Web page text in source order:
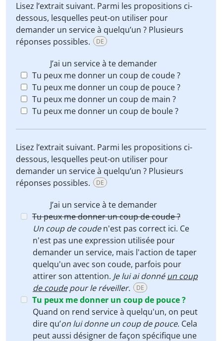
Lisez l’extrait suivant. Parmi les propositions ci-
dessous, lesquelles peut-on utiliser pour
demander un service à quelqu’un ? Plusieurs
réponses possibles.
DE
J’ai un service à te demander
Tu peux me donner un coup de coude ?
Tu peux me donner un coup de pouce ?
Tu peux me donner un coup de main ?
Tu peux me donner un coup de boule ?
Lisez l’extrait suivant. Parmi les propositions ci-
dessous, lesquelles peut-on utiliser pour
demander un service à quelqu’un ? Plusieurs
réponses possibles.
DE
J’ai un service à te demander
Tu peux me donner un coup de coude ?
Un coup de couden'est pas correct ici. Ce
n'est pas une expression utilisée pour
demander un service, mais l'action de taper
quelqu'un avec son coude, parfois pour
attirer son attention. Je lui ai donné un coup
de coudepour le réveiller. DE
Tu peux me donner un coup de pouce ?
Quand on rend service à quelqu'un, on peut
dire qu’on lui donne un coup de pouce. Cela
peut aussi désigner de façon spécifique une